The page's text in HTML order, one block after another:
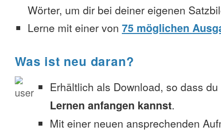
Wörter, um dir bei deiner eigenen
Lerne mit einer von 75 möglichen
Was ist neu daran?
Erhältlich als Download, so dass du
Lernen anfangen kannst.
Mit einer neuen ansprechenden